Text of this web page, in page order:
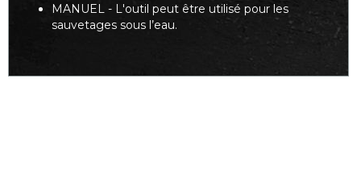
MANUEL - L'outil peut être utilisé pour les
sauvetages sous l’eau.